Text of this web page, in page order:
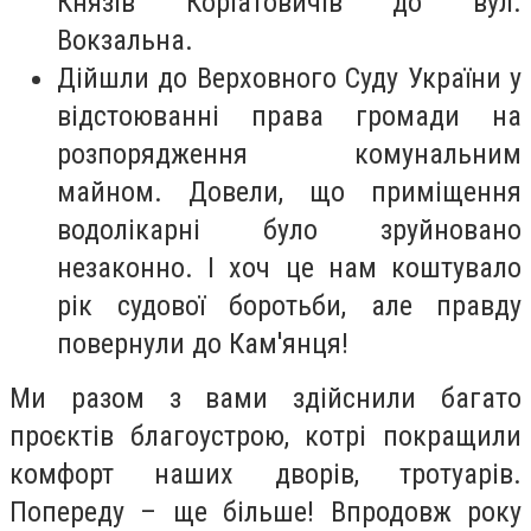
Вокзальна.
Дійшли до Верховного Суду України у
відстоюванні права громади на
розпорядження комунальним
майном. Довели, що приміщення
водолікарні було зруйновано
незаконно. І хоч це нам коштувало
рік судової боротьби, але правду
повернули до Кам'янця!
Ми разом з вами здійснили багато
проєктів благоустрою, котрі покращили
комфорт наших дворів, тротуарів.
Попереду – ще більше! Впродовж року